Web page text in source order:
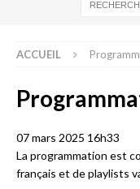
ACCUEIL
07 mars 2025 16h33
La programmation est
français et de playlists